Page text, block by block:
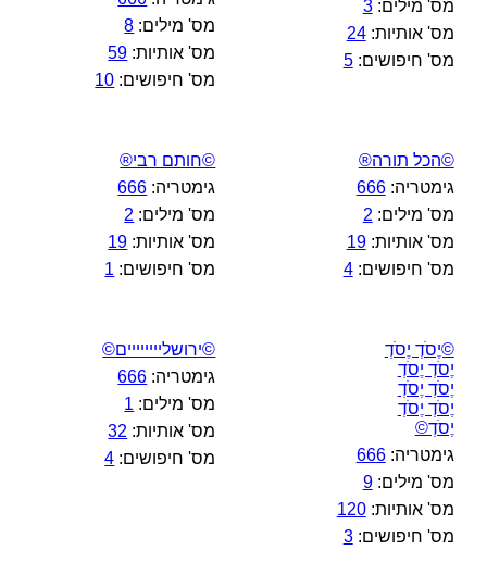
מס' מילים:3
מס' אותיות:24
מס' חיפושים:5
מס' מילים: 8
מס' אותיות: 59
מס' חיפושים: 10
©הכל תורה®
גימטריה:666
מס' מילים: 2
מס' אותיות:19
מס' חיפושים:4
©חותם רבי®
גימטריה: 666
מס' מילים: 2
מס' אותיות: 19
מס' חיפושים: 1
©יֶסֹדְ יֶסֹדְ
יֶסֹדְ יֶסֹדְ
יֶסֹדְ יֶסֹדְ
יֶסֹדְ יֶסֹדְ
יֶסֹדְ©
גימטריה:666
מס' מילים:9
מס' אותיות:120
מס' חיפושים:3
©ירושליייייייים©
גימטריה: 666
מס' מילים: 1
מס' אותיות: 32
מס' חיפושים: 4